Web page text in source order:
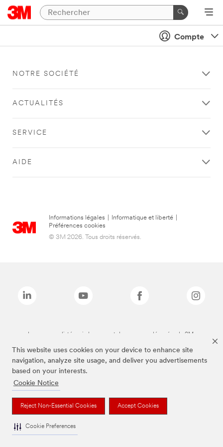
This website uses cookies on your device to enhance site
navigation, analyze site usage, and deliver you advertisements
based on your interests.
Cookie Notice
Reject Non-Essential Cookies Accept Cookies
Cookie Preferences
Compte
NOTRE SOCIÉTÉ
ACTUALITÉS
SERVICE
AIDE
Informations légales Informatique et liberté
Préférences cookies
© 3M 2026. Tous droits réservés.
Les marques listées ci-dessus sont des marques déposées de 3M.